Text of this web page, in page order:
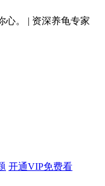
心。 | 资深养龟专家
开通VIP免费看